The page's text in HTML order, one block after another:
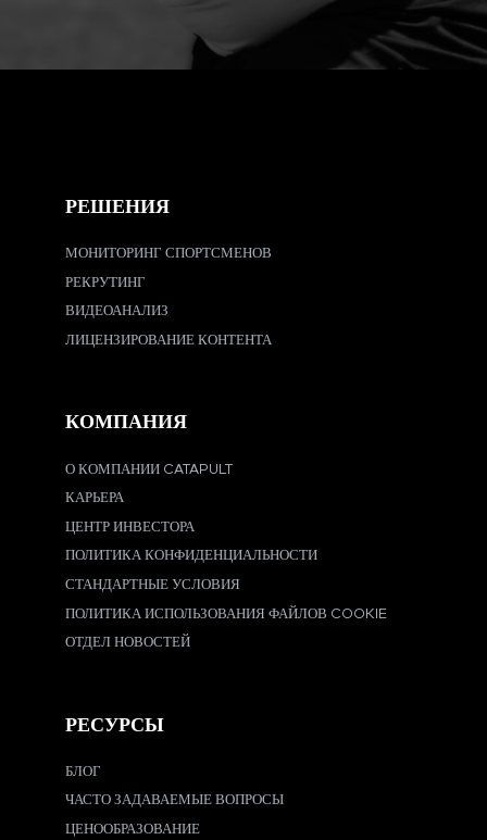
РЕШЕНИЯ
МОНИТОРИНГ СПОРТСМЕНОВ
РЕКРУТИНГ
ВИДЕОАНАЛИЗ
ЛИЦЕНЗИРОВАНИЕ КОНТЕНТА
КОМПАНИЯ
О КОМПАНИИ CATAPULT
КАРЬЕРА
ЦЕНТР ИНВЕСТОРА
ПОЛИТИКА КОНФИДЕНЦИАЛЬНОСТИ
СТАНДАРТНЫЕ УСЛОВИЯ
ПОЛИТИКА ИСПОЛЬЗОВАНИЯ ФАЙЛОВ COOKIE
ОТДЕЛ НОВОСТЕЙ
РЕСУРСЫ
БЛОГ
ЧАСТО ЗАДАВАЕМЫЕ ВОПРОСЫ
ЦЕНООБРАЗОВАНИЕ